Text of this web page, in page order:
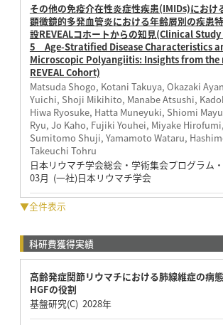
その他の免疫介在性炎症性疾患(IMIDs)にお
顕微鏡的多発血管炎における年齢層別の疾
設REVEALコホートからの知見(Clinical
5 Age-Stratified Disease Characteristics
Microscopic Polyangiitis: Insights from
REVEAL Cohort)
Matsuda Shogo, Kotani Takuya, Okazaki
Yuichi, Shoji Mikihito, Manabe Atsushi,
Hiwa Ryosuke, Hatta Muneyuki, Shiomi
Ryu, Jo Kaho, Fujiki Youhei, Miyake
Sumitomo Shuji, Yamamoto Wataru,
Takeuchi Tohru
日本リウマチ学会総会・学術集会プログラム
03月 (一社)日本リウマチ学会
▼全件表示
科研費獲得実績
高齢発症関節リウマチにおける肺線維症の病
HGFの役割
基盤研究(C) 2028年